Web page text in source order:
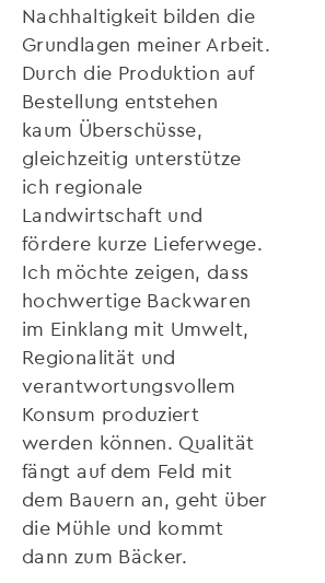
Nachhaltigkeit bilden die
Grundlagen meiner Arbeit.
Durch die Produktion auf
Bestellung entstehen
kaum Überschüsse,
gleichzeitig unterstütze
ich regionale
Landwirtschaft und
fördere kurze Lieferwege.
Ich möchte zeigen, dass
hochwertige Backwaren
im Einklang mit Umwelt,
Regionalität und
verantwortungsvollem
Konsum produziert
werden können. Qualität
fängt auf dem Feld mit
dem Bauern an, geht über
die Mühle und kommt
dann zum Bäcker.